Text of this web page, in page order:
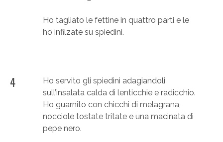
Ho tagliato le fettine in quattro parti e le
ho infilzate su spiedini.
4
Ho servito gli spiedini adagiandoli
sull’insalata calda di lenticchie e radicchio.
Ho guarnito con chicchi di melagrana,
nocciole tostate tritate e una macinata di
pepe nero.